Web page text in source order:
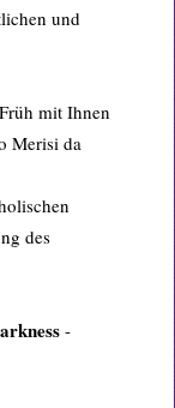
und
mit Ihnen
Merisi da
des
-